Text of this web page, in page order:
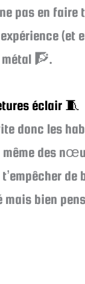
pas en faire
(et
métal 🧗.
éclair 🧵
donc les
des
bien